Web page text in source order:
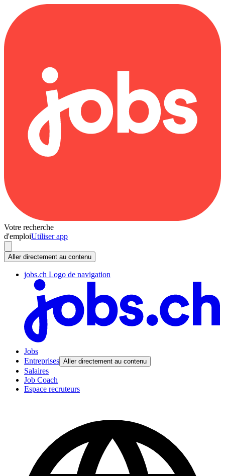
Votre recherche
d'emploiUtiliser app
Aller directement au contenu
jobs.ch Logo de navigation
Jobs
Entreprises Aller directement au contenu
Salaires
Job Coach
Espace recruteurs